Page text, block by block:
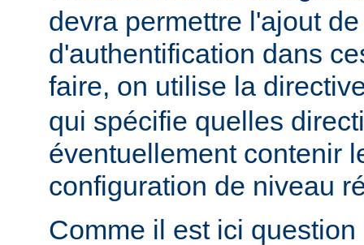
devra permettre l'ajout
d'authentification dans
faire, on utilise la
qui spécifie quelles
éventuellement contenir
configuration de niveau
Comme il est ici